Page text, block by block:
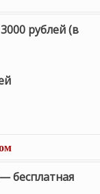
рублей (в
бесплатная